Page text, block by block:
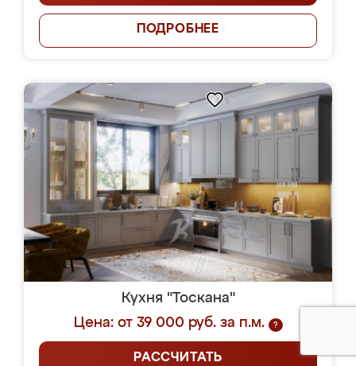
ПОДРОБНЕЕ
Кухня "Тоскана"
Цена: от 39 000 руб. за п.м.
?
РАССЧИТАТЬ